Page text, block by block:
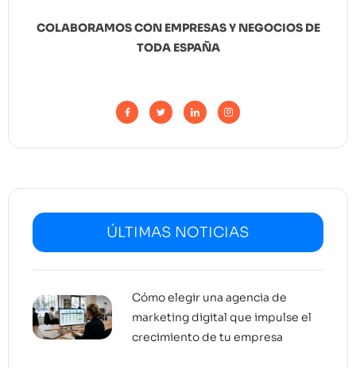
COLABORAMOS CON EMPRESAS Y NEGOCIOS DE
TODA ESPAÑA
ÚLTIMAS NOTICIAS
Cómo elegir una agencia de
marketing digital que impulse el
crecimiento de tu empresa